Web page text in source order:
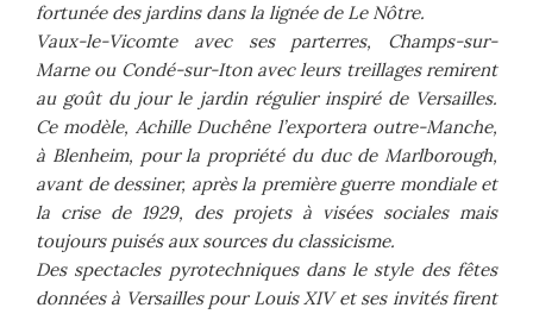
fortunée des jardins dans la lignée de Le Nôtre.
Vaux-le-Vicomte avec ses parterres, Champs-sur-
Marne ou Condé-sur-Iton avec leurs treillages remirent
au goût du jour le jardin régulier inspiré de Versailles.
Ce modèle, Achille Duchêne l’exportera outre-Manche,
à Blenheim, pour la propriété du duc de Marlborough,
avant de dessiner, après la première guerre mondiale et
la crise de 1929, des projets à visées sociales mais
toujours puisés aux sources du classicisme.
Des spectacles pyrotechniques dans le style des fêtes
données à Versailles pour Louis XIV et ses invités firent